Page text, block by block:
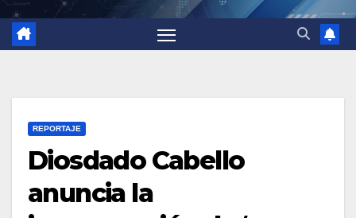
REPORTAJE
Diosdado Cabello
anuncia la